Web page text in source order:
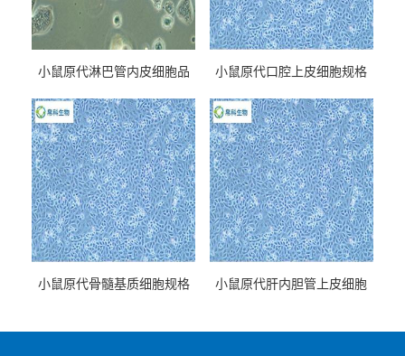
小鼠原代淋巴管内皮细胞品
小鼠原代口腔上皮细胞规格
小鼠原代骨髓基质细胞规格
小鼠原代肝内胆管上皮细胞